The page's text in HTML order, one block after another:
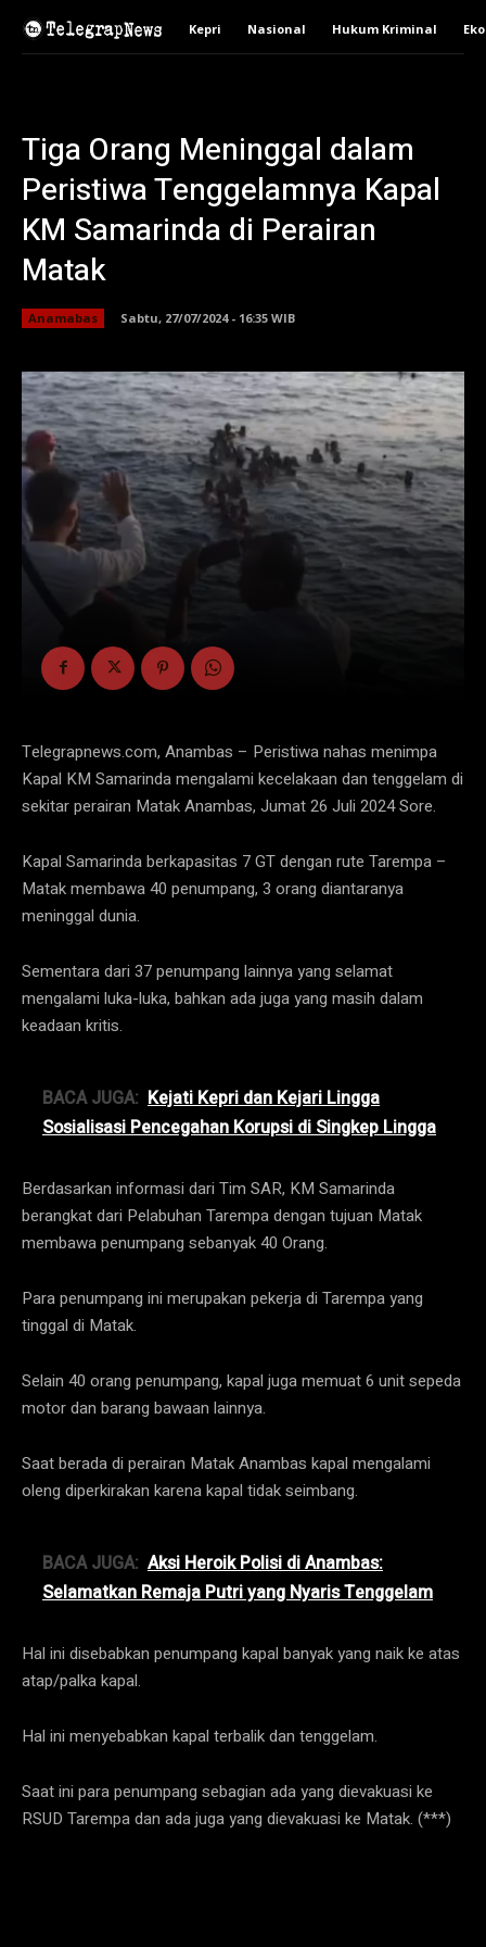
Kepri Nasional Hukum Kriminal
Tiga Orang Meninggal dalam
Peristiwa Tenggelamnya Kapal
KM Samarinda di Perairan
Matak
Anamabas Sabtu, 27/07/2024 - 16:35 WIB
Telegrapnews.com, Anambas – Peristiwa nahas menimpa
Kapal KM Samarinda mengalami kecelakaan dan tenggelam di
sekitar perairan Matak Anambas, Jumat 26 Juli 2024 Sore.
Kapal Samarinda berkapasitas 7 GT dengan rute Tarempa –
Matak membawa 40 penumpang, 3 orang diantaranya
meninggal dunia.
Sementara dari 37 penumpang lainnya yang selamat
mengalami luka-luka, bahkan ada juga yang masih dalam
keadaan kritis.
BACA JUGA: Kejati Kepri dan Kejari Lingga
Sosialisasi Pencegahan Korupsi di Singkep Lingga
Berdasarkan informasi dari Tim SAR, KM Samarinda
berangkat dari Pelabuhan Tarempa dengan tujuan Matak
membawa penumpang sebanyak 40 Orang.
Para penumpang ini merupakan pekerja di Tarempa yang
tinggal di Matak.
Selain 40 orang penumpang, kapal juga memuat 6 unit sepeda
motor dan barang bawaan lainnya.
Saat berada di perairan Matak Anambas kapal mengalami
oleng diperkirakan karena kapal tidak seimbang.
BACA JUGA: Aksi Heroik Polisi di Anambas:
Selamatkan Remaja Putri yang Nyaris Tenggelam
Hal ini disebabkan penumpang kapal banyak yang naik ke atas
atap/palka kapal.
Hal ini menyebabkan kapal terbalik dan tenggelam.
Saat ini para penumpang sebagian ada yang dievakuasi ke
RSUD Tarempa dan ada juga yang dievakuasi ke Matak. (***)